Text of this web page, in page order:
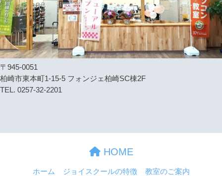
〒945-0051
柏崎市東本町1-15-5 フォンジェ柏崎SC棟2F
TEL. 0257-32-2201
HOME
ホーム ジョイスクールの特徴 教室のご案内